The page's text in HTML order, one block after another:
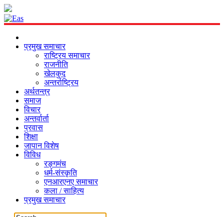
प्रमुख समाचार
राष्ट्रिय समाचार
राजनीति
खेलकुद
अन्तर्राष्ट्रिय
अर्थतन्त्र
समाज
विचार
अन्तर्वार्ता
प्रवास
शिक्षा
जापान विशेष
विविध
रङ्गमंच
धर्म-संस्कृति
एनआरएनए समाचार
कला / साहित्य
प्रमुख समाचार